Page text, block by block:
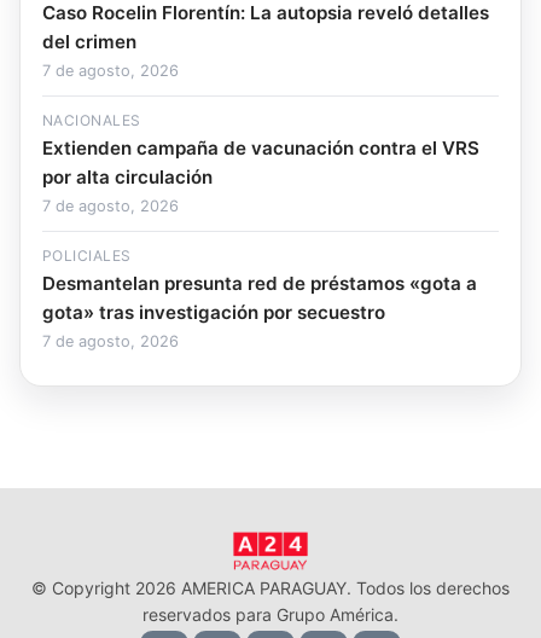
Caso Rocelin Florentín: La autopsia reveló detalles
del crimen
7 de agosto, 2026
NACIONALES
Extienden campaña de vacunación contra el VRS
por alta circulación
7 de agosto, 2026
POLICIALES
Desmantelan presunta red de préstamos «gota a
gota» tras investigación por secuestro
7 de agosto, 2026
© Copyright 2026 AMERICA PARAGUAY. Todos los derechos
reservados para Grupo América.